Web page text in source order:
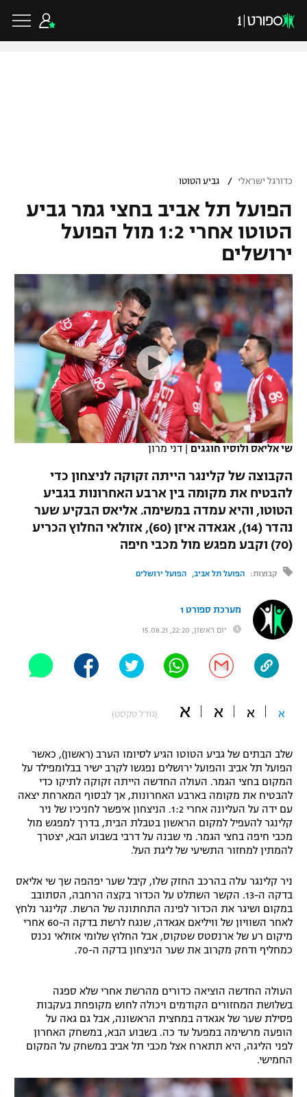
VOD
רץ ברשת
תוצאות
לוח שידורים
ברחבה
"מחצית בשכונה" – פודקאסט
משתתפים וזוכים בפרסים
תקנון משתתפים וזוכים בפרסים
תקנון עבור פעילות אלקטרה
תקנון עבור פעילות ספורט 1 – "מרלן"
גיימינג E-Sports
תנאי שימוש
תקנון פעילות ספורט 1
רשיון להקרנה פומבית לבית עסק
לוח דרושים – ג'ובנט
תגיות
גביע הטוטו
ליגיונרים
גביע המדינה
נבחרת ישראל
מכבי חיפה
בית"ר ירושלים
מכבי תל אביב
הפועל חיפה
הפועל באר שבע
ליגת האלופות
ליגה אירופית
ליגה אנגלית
ליגה גרמנית
ליגה ספרדית
ליגה איטלקית
ליגה צרפתית
ליגה הולנדית
ליגה טורקית
ליגה ברזילאית
ליגות נוספות
כדורסל ישראלי
ליגת ווינר סל
ליגה לאומית
כדורסל נשים
מכבי תל אביב
הפועל חולון
הפועל ירושלים
דני אבדיה
כדורסל עולמי
NBA
יורוליג
יורוקאפ
ענפים נוספים
טניס
כדוריד
כדורעף
שחייה
ג'ודו
אגרוף
ספורט אולימפי
UFC
היאבקות WWE
ספורט מוטורי
כדורמים
ספורט אתגרי ואקסטרים
אומנויות לחימה
גיימינג E-Sports
כדורגל ישראלי / גביע הטוטו
הפועל תל אביב בחצי גמר גביע
הטוטו אחרי 1:2 מול הפועל
ירושלים
שי אליאס ולוסיו חוגגים | דני מרון
הקבוצה של קלינגר הייתה זקוקה לניצחון כדי
להבטיח את מקומה בין ארבע האחרונות בגביע
הטוטו, והיא עמדה במשימה. אליאס הבקיע שער
נהדר (14), אגאדה איזן (60), אזולאי החלוץ הכריע
(70) וקבע מפגש מול מכבי חיפה
קבוצות: הפועל תל אביב הפועל ירושלים
מערכת ספורט 1
יום ראשון, 22:20, 15.08.21
א א א א (גודל טקסט)
שלב הבתים של גביע הטוטו הגיע לסיומו הערב (ראשון), כאשר
הפועל תל אביב והפועל ירושלים נפגשו לקרב ישיר בבלומפילד על
המקום בחצי הגמר. העולה החדשה הייתה זקוקה לתיקו כדי
להבטיח את מקומה בארבע האחרונות, אך לבסוף המארחת יצאה
עם ידה על העליונה אחרי 1:2. הניצחון איפשר לחניכיו של ניר
קלינגר להעפיל למקום הראשון בטבלת הבית, בדרך למפגש מול
מכבי חיפה בחצי הגמר. מי שבנה על דרבי בשבוע הבא, יצטרך
להמתין למחזור התשיעי של ליגת העל.
ניר קלינגר עלה בהרכב החזק שלו, קיבל שער יפהפה שך שי אליאס
בדקה ה-13. הקשר השתלט על הכדור בקצה הרחבה, הסתובב
במקום ושיגר את הכדור לפינה התחתונה של הרשת. קלינגר נלחץ
לאחר השוויון של וויליאם אגאדה, שנגח לרשת בדקה ה-60 אחרי
מיקום רע של ארנסטס שטקוס, אבל החלוץ שלומי אזולאי נכנס
כמחליף ודחק מקרוב את שער הניצחון בדקה ה-70.
העולה החדשה הוציאה כדורים מהרשת אחרי שלא ספגה
בשלושת המחזורים הקודמים ויכולה לחוש מקופחת בעקבות
פסילת שער של אגאדה במחצית הראשונה, אבל גם גאה על
הופעה מרשימה במפעל עד כה. בשבוע הבא, במשחק האחרון
לפני הליגה, היא תתארח אצל מכבי תל אביב במשחק על המקום
החמישי.